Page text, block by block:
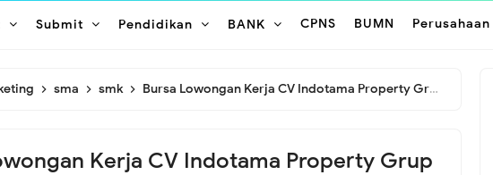
Submit Pendidikan BANK CPNS BUMN Perusahaan
sma smk Bursa Lowongan Kerja CV Indotama Property Grup
Kerja CV Indotama Property Grup